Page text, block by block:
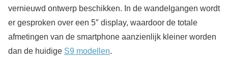
vernieuwd ontwerp beschikken. In de wandelgangen wordt
er gesproken over een 5″ display, waardoor de totale
afmetingen van de smartphone aanzienlijk kleiner worden
dan de huidige S9 modellen.